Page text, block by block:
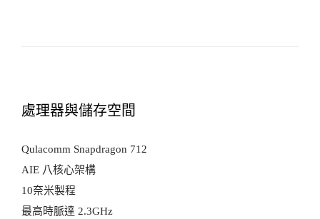
處理器與儲存空間
Qulacomm Snapdragon 712
AIE 八核心架構
10奈米製程
最高時脈達 2.3GHz